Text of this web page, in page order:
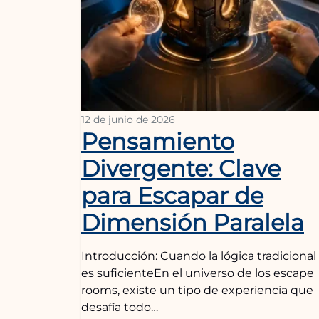
12 de junio de 2026
Pensamiento
Divergente: Clave
para Escapar de
Dimensión Paralela
Introducción: Cuando la lógica tradicional
es suficienteEn el universo de los escape
rooms, existe un tipo de experiencia que
desafía todo…